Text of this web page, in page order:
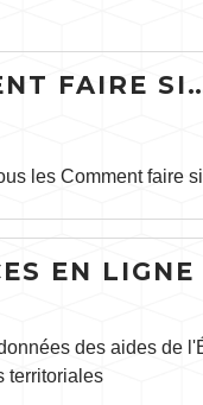
FAIRE
les Comment faire
EN LIGNE
des aides de
territoriales